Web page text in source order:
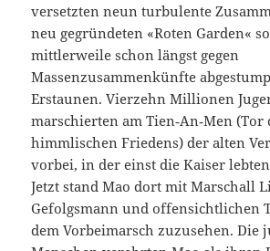
versetzten neun turbulente
neu gegründeten «Roten Garden«
mittlerweile schon längst gegen
Massenzusammenkünfte
Erstaunen. Vierzehn Millionen
marschierten am Tien‑An‑Men (Tor
himmlischen Friedens) der alten
vorbei, in der einst die Kaiser
Jetzt stand Mao dort mit Marschall
Gefolgsmann und offensichtlichen
dem Vorbeimarsch zuzusehen. Die